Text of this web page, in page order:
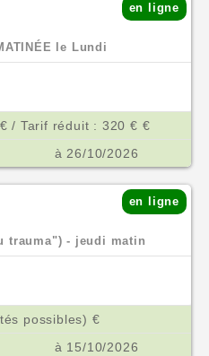
en ligne
le Lundi
/ Tarif réduit : 320 € €
à 26/10/2026
en ligne
trauma") - jeudi matin
possibles) €
à 15/10/2026